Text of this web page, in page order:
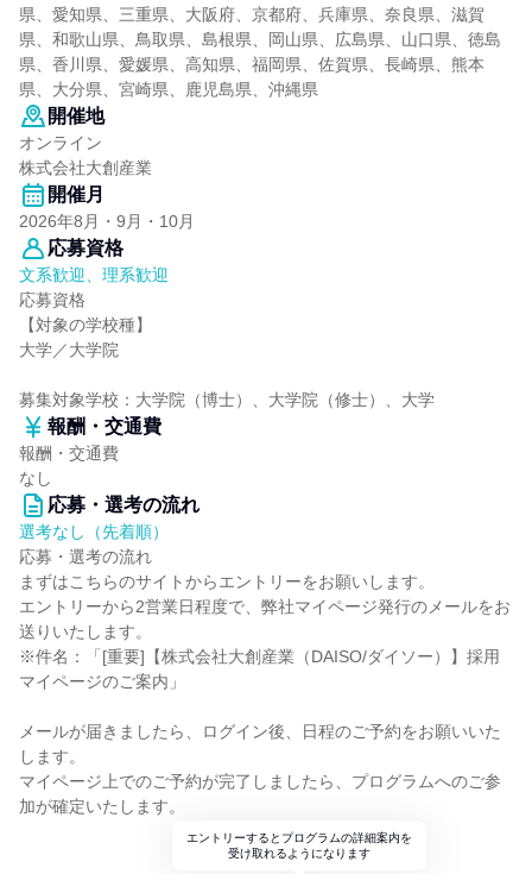
県、愛知県、三重県、大阪府、京都府、兵庫県、奈良県、滋賀
県、和歌山県、鳥取県、島根県、岡山県、広島県、山口県、徳島
県、香川県、愛媛県、高知県、福岡県、佐賀県、長崎県、熊本
県、大分県、宮崎県、鹿児島県、沖縄県
開催地
オンライン
株式会社大創産業
開催月
2026年8月・9月・10月
応募資格
文系歓迎、理系歓迎
応募資格
【対象の学校種】
大学／大学院
募集対象学校：大学院（博士）、大学院（修士）、大学
報酬・交通費
報酬・交通費
なし
応募・選考の流れ
選考なし（先着順）
応募・選考の流れ
まずはこちらのサイトからエントリーをお願いします。
エントリーから2営業日程度で、弊社マイページ発行のメールをお
送りいたします。
※件名：「[重要]【株式会社大創産業（DAISO/ダイソー）】採用
マイページのご案内」
メールが届きましたら、ログイン後、日程のご予約をお願いいた
します。
マイページ上でのご予約が完了しましたら、プログラムへのご参
加が確定いたします。
エントリーするとプログラムの詳細案内を
受け取れるようになります